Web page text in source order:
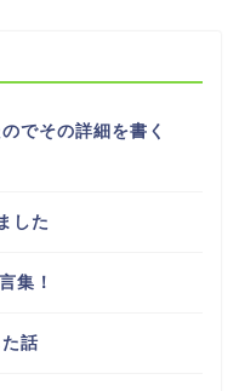
でその詳細を書く
した
集！
話